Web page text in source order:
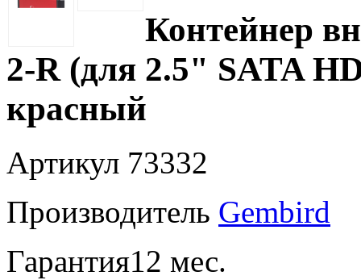
Контейнер
2-R (для 2.5" SATA
красный
Артикул 73332
Производитель Gembird
Гарантия12 мес.